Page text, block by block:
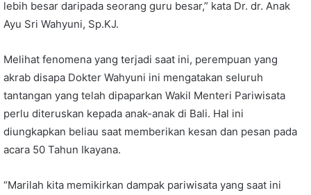
lebih besar daripada seorang guru besar,” kata Dr. dr. Anak
Ayu Sri Wahyuni, Sp.KJ.
Melihat fenomena yang terjadi saat ini, perempuan yang
akrab disapa Dokter Wahyuni ini mengatakan seluruh
tantangan yang telah dipaparkan Wakil Menteri Pariwisata
perlu diteruskan kepada anak-anak di Bali. Hal ini
diungkapkan beliau saat memberikan kesan dan pesan pada
acara 50 Tahun Ikayana.
“Marilah kita memikirkan dampak pariwisata yang saat ini